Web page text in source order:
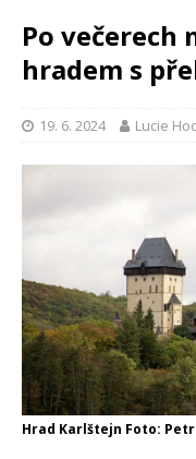
Po večerech
hradem s
19. 6. 2024 Lucie
Hrad Karlštejn Foto: